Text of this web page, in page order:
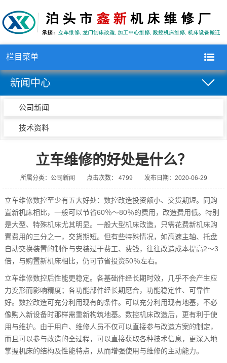
栏目菜单
新闻中心
公司新闻
技术资料
立车维修的好处是什么？
所属分类：公司新闻 点击次数： 4799 发布日期：2020-06-29
立车维修数控至少有五大好处：数控改造投资额小、交货期短。同购
置新机床相比，一般可以节省60％～80％的费用，改造费用低。特别
是大型、特殊机床尤其明显。一般大型机床改造，只需花费新机床购
置费用的三分之一，交货期短。但有些特殊情况，如高速主轴、托盘
自动交换装置的制作与安装过于费工、费钱，往往改造成本提高2～3
倍，与购置新机床相比，仍可节省投资50％左右。
立车维修数控后性能更稳定。各基础件经长期时效，几乎不会产生应
力变形而影响精度；各功能部件经长期磨合，功能稳定性、可靠性
好。数控改造可充分利用现有的条件。可以充分利用现有地基，不必
像购入新设备时那样需重新构筑地基。数控机床改造后，更有利于使
用与维护。由于用户、维修人员不仅可以直接参与改造方案的制定，
而且可以参与改造的全过程，可以直接获取各种技术信息，更深入地
掌握机床的结构及性能特点，从而增强使用与维修的主动能力。